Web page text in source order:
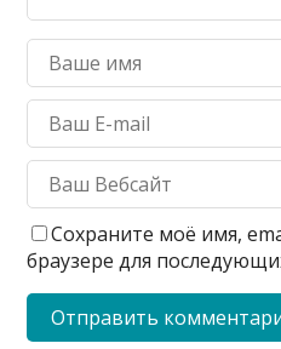
Сохраните моё имя,
браузере для